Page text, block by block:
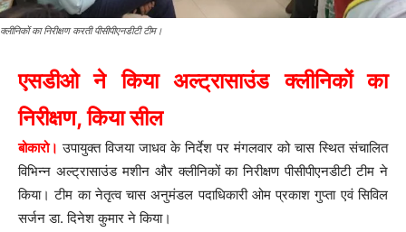
क्लीनिकों का निरीक्षण करती पीसीपीएनडीटी टीम।
एसडीओ ने किया अल्ट्रासाउंड क्लीनिकों का
निरीक्षण, किया सील
बोकारो। उपायुक्त विजया जाधव के निर्देश पर मंगलवार को चास स्थित संचालित
विभिन्न अल्ट्रासाउंड मशीन और क्लीनिकों का निरीक्षण पीसीपीएनडीटी टीम ने
किया। टीम का नेतृत्व चास अनुमंडल पदाधिकारी ओम प्रकाश गुप्ता एवं सिविल
सर्जन डा. दिनेश कुमार ने किया।